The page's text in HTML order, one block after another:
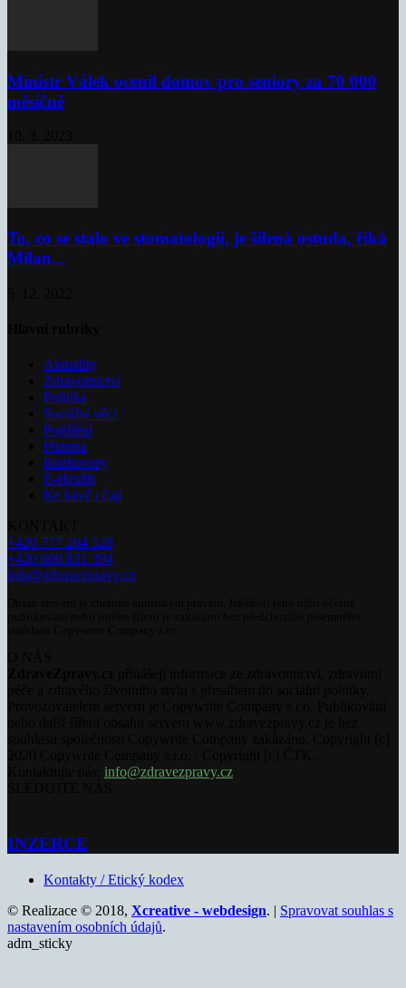
Ministr Válek ocenil domov pro seniory za 70 000
měsíčně
To, co se stalo ve stomatologii, je šílená ostuda, říká
Milan...
Aktuality
Zdravotnictví
Politika
Sociální věci
Pojištění
Pharma
Rozhovory
E-Health
Ke kávě i čaji
+420 777 264 528
+420 606 831 394
info@zdravezpravy.cz
info@zdravezpravy.cz
INZERCE
Kontakty / Etický kodex
© Realizace © 2018, Xcreative - webdesign. | Spravovat souhlas s
nastavením osobních údajů.
adm_sticky